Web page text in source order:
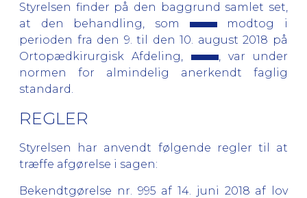
Styrelsen finder på den baggrund samlet set,
at den behandling, som
modtog i
perioden fra den 9. til den 10. august 2018 på
Ortopædkirurgisk Afdeling,
, var under
normen for almindelig anerkendt faglig
standard.
REGLER
Styrelsen har anvendt følgende regler til at
træffe afgørelse i sagen:
Bekendtgørelse nr. 995 af 14. juni 2018 af lov